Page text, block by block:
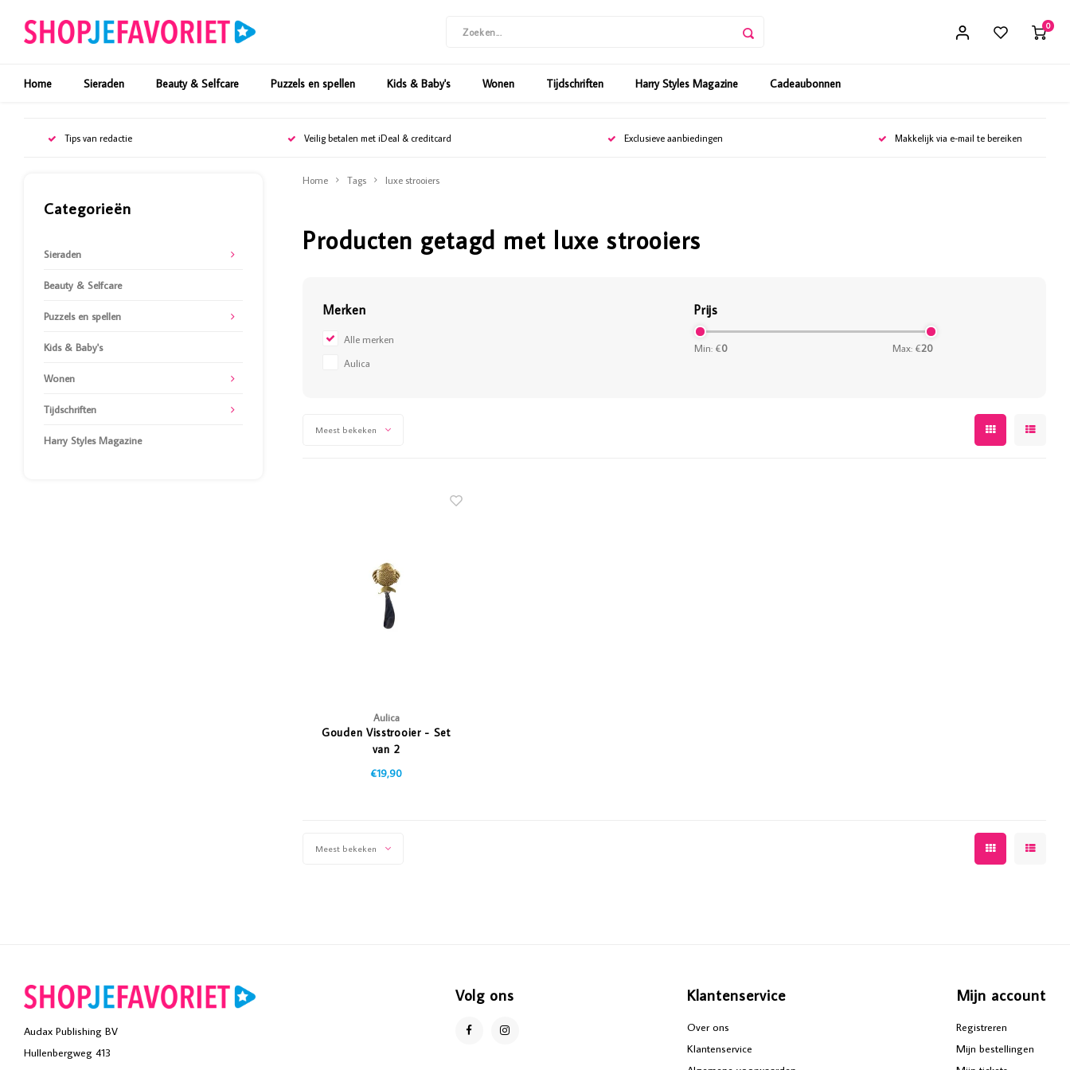
0
Home Sieraden Beauty & Selfcare Puzzels en spellen Kids & Baby's Wonen Tijdschriften Harry Styles Magazine Cadeaubonnen
Tips van redactie Veilig betalen met iDeal & creditcard Exclusieve aanbiedingen Makkelijk via e-mail te bereiken
Categorieën
Sieraden
Beauty & Selfcare
Puzzels en spellen
Kids & Baby's
Wonen
Tijdschriften
Harry Styles Magazine
Home Tags luxe strooiers
Producten getagd met luxe strooiers
Merken
Alle merken
Aulica
Prijs
Min: €0 Max: €20
Meest bekeken
Aulica
Gouden Visstrooier - Set
van 2
€19,90
Meest bekeken
Audax Publishing BV
Hullenbergweg 413
Volg ons Klantenservice
Over ons
Klantenservice
Mijn account
Registreren
Mijn bestellingen